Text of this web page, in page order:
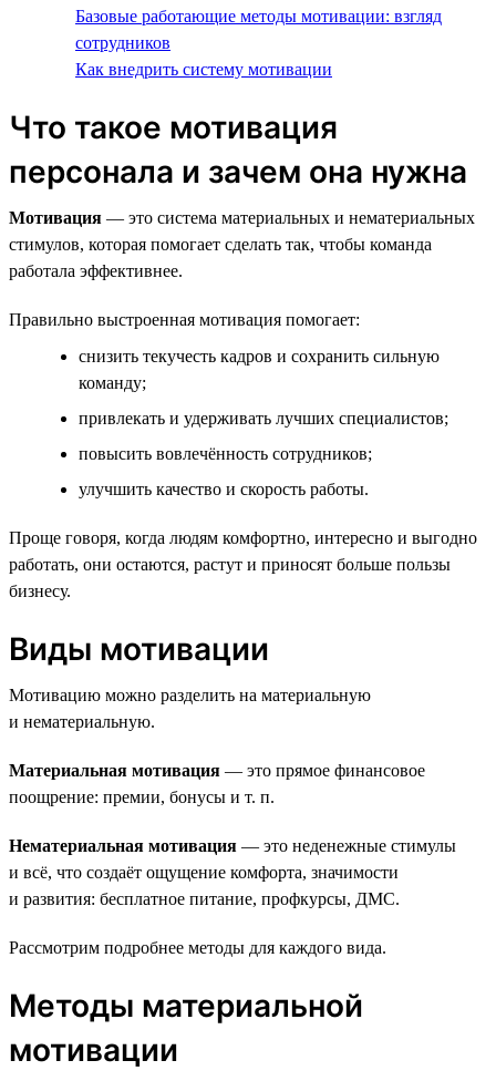
Базовые работающие методы мотивации: взгляд
сотрудников
Как внедрить систему мотивации
Что такое мотивация
персонала и зачем она нужна
Мотивация — это система материальных и нематериальных
стимулов, которая помогает сделать так, чтобы команда
работала эффективнее.
Правильно выстроенная мотивация помогает:
снизить текучесть кадров и сохранить сильную
команду;
привлекать и удерживать лучших специалистов;
повысить вовлечённость сотрудников;
улучшить качество и скорость работы.
Проще говоря, когда людям комфортно, интересно и выгодно
работать, они остаются, растут и приносят больше пользы
бизнесу.
Виды мотивации
Мотивацию можно разделить на материальную
и нематериальную.
Материальная мотивация — это прямое финансовое
поощрение: премии, бонусы и т. п.
Нематериальная мотивация — это неденежные стимулы
и всё, что создаёт ощущение комфорта, значимости
и развития: бесплатное питание, профкурсы, ДМС.
Рассмотрим подробнее методы для каждого вида.
Методы материальной
мотивации